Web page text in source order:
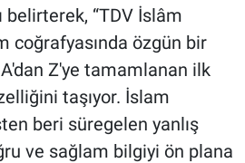
belirterek, “TDV İslâm
coğrafyasında özgün bir
Z'ye tamamlanan ilk
taşıyor. İslam
beri süregelen yanlış
ve sağlam bilgiyi ön plana